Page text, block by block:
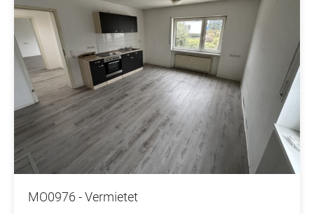
MO0976 - Vermietet